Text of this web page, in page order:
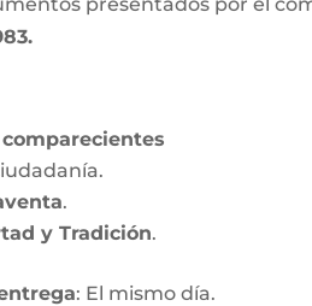
.
y Tradición.
: El mismo día.